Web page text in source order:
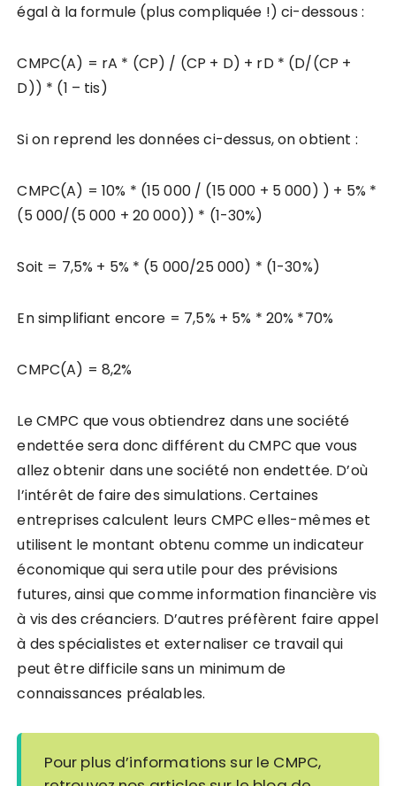
égal à la formule (plus compliquée !) ci-dessous :
CMPC(A) = rA * (CP) / (CP + D) + rD * (D/(CP +
D)) * (1 – tis)
Si on reprend les données ci-dessus, on obtient :
CMPC(A) = 10% * (15 000 / (15 000 + 5 000) ) + 5% *
(5 000/(5 000 + 20 000)) * (1-30%)
Soit = 7,5% + 5% * (5 000/25 000) * (1-30%)
En simplifiant encore = 7,5% + 5% * 20% *70%
CMPC(A) = 8,2%
Le CMPC que vous obtiendrez dans une société
endettée sera donc différent du CMPC que vous
allez obtenir dans une société non endettée. D’où
l’intérêt de faire des simulations. Certaines
entreprises calculent leurs CMPC elles-mêmes et
utilisent le montant obtenu comme un indicateur
économique qui sera utile pour des prévisions
futures, ainsi que comme information financière vis
à vis des créanciers. D’autres préfèrent faire appel
à des spécialistes et externaliser ce travail qui
peut être difficile sans un minimum de
connaissances préalables.
Pour plus d’informations sur le CMPC,